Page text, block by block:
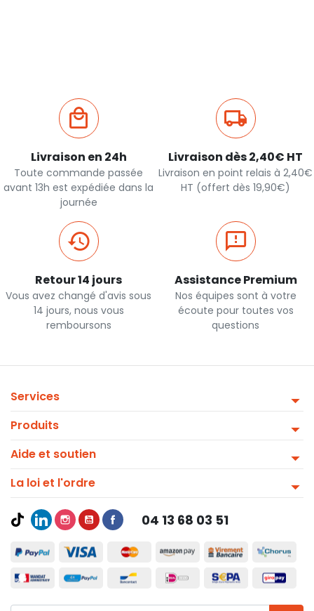
Livraison en 24h
Toute commande passée
avant 13h est expédiée dans la
journée
Livraison dès 2,40€ HT
Livraison en point relais à 2,40€
HT (offert dès 19,90€)
Retour 14 jours
Vous avez changé d'avis sous
14 jours, nous vous
remboursons
Assistance Premium
Nos équipes sont à votre
écoute pour toutes vos
questions
Services
Produits
Aide et soutien
La loi et l'ordre
04 13 68 03 51